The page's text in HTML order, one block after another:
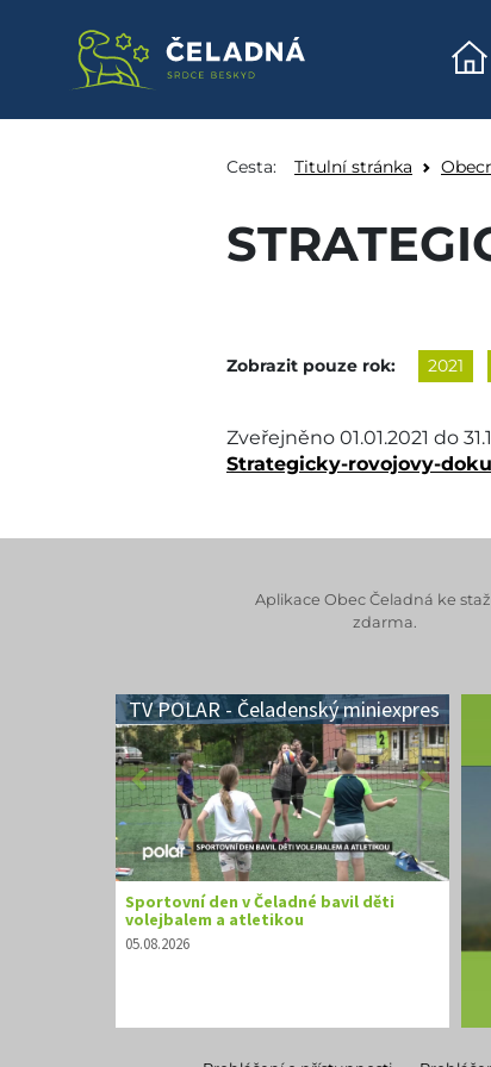
Strategické
Cesta: Titulní stránka
Zobrazit pouze rok: 2021
Zveřejněno 01.01.2021 do
Strategicky-rovojovy-
Aplikace Obec Čeladná ke
zdarma.